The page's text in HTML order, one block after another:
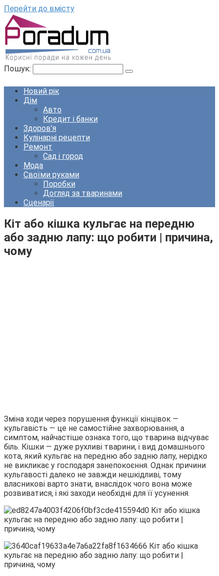
Перейти до вмісту
Пошук:
Новий рік
Дім
Авто
Кредит і банки
Здоров’я
Кулінарні рецепти
Ремонт
Сад і город
Мода
Своїми руками
Поробки
Догляд за тваринами
Сценарії
Кіт або кішка кульгає на передню
або задню лапу: що робити | причина,
чому
Зміна ходи через порушення функції кінцівок ―
кульгавість ― це не самостійне захворювання, а
симптом, найчастіше ознака того, що тварина відчуває
біль. Кішки ― дуже рухливі тварини, і вид домашнього
кота, який кульгає на передню або задню лапу, нерідко
не викликає у господаря занепокоєння. Однак причини
кульгавості далеко не завжди нешкідливі, тому
власникові варто знати, внаслідок чого вона може
розвиватися, і які заходи необхідні для її усунення.